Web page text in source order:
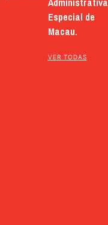
Especial de
Macau.
VER TODAS